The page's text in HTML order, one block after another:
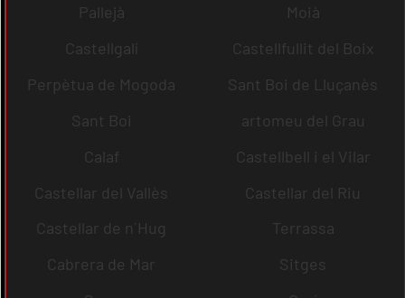
Pallejà
Moià
Castellgalí
Castellfullit del Boix
Perpètua de Mogoda
Sant Boi de Lluçanès
Sant Boi
artomeu del Grau
Calaf
Castellbell i el Vilar
Castellar del Vallès
Castellar del Riu
Castellar de n´Hug
Terrassa
Cabrera de Mar
Sitges